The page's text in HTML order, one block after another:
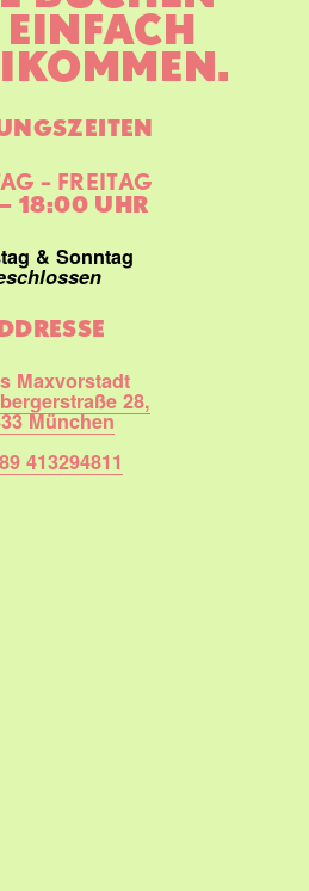
– FREITAG
18:00 UHR
& Sonntag
Maxvorstadt
28,
München
413294811